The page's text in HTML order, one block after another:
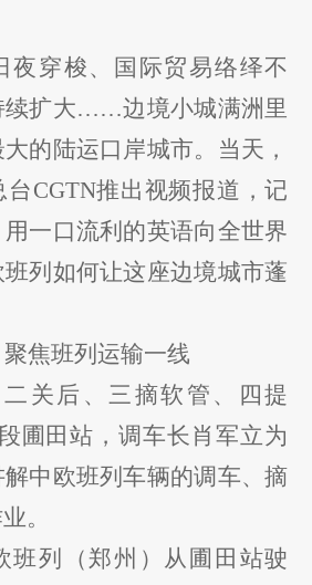
夜穿梭、国际贸易络绎不
扩大……边境小城满洲里
的陆运口岸城市。当天，
CGTN推出视频报道，记
一口流利的英语向全世界
列如何让这座边境城市蓬
焦班列运输一线
关后、三摘软管、四提
圃田站，调车长肖军立为
中欧班列车辆的调车、摘
。
班列（郑州）从圃田站驶